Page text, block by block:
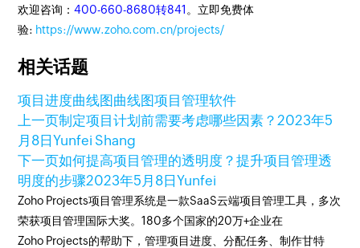
欢迎咨询：400-660-8680转841 。立即免费体
验: https://www.zoho.com.cn/projects/
相关话题
项目进度曲线图 曲线图项目管理软件
上一页制定项目计划前需要考虑哪些因素？2023年5
月8日Yunfei Shang
下一页如何提高项目管理的透明度？提升项目管理透
明度的步骤2023年5月8日Yunfei
Zoho Projects项目管理系统是一款SaaS云端项目管理工具，多次
荣获项目管理国际大奖。180多个国家的20万+企业在
Zoho Projects的帮助下，管理项目进度、分配任务、制作甘特